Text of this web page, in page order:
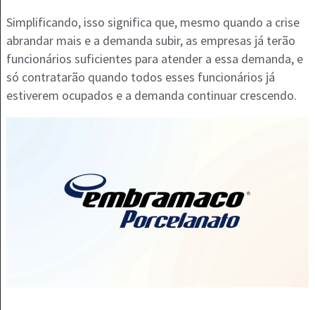
Simplificando, isso significa que, mesmo quando a crise
abrandar mais e a demanda subir, as empresas já terão
funcionários suficientes para atender a essa demanda, e
só contratarão quando todos esses funcionários já
estiverem ocupados e a demanda continuar crescendo.